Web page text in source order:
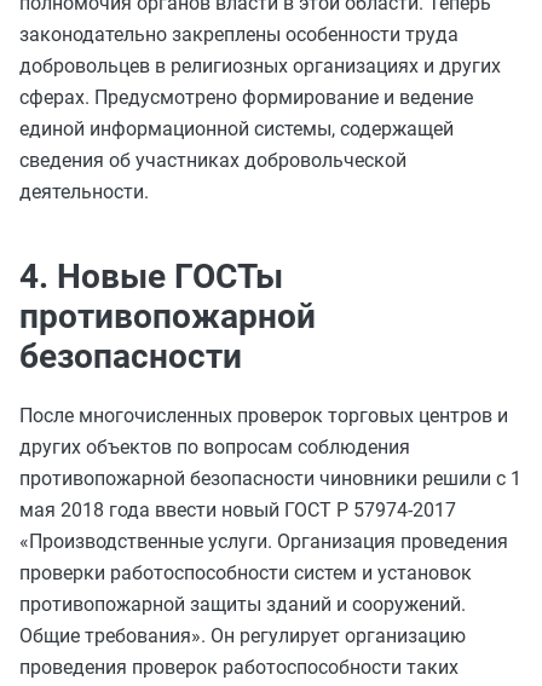
законодательно закреплены особенности труда
добровольцев в религиозных организациях и других
сферах. Предусмотрено формирование и ведение
единой информационной системы, содержащей
сведения об участниках добровольческой
деятельности.
4. Новые ГОСТы
противопожарной
безопасности
После многочисленных проверок торговых центров и
других объектов по вопросам соблюдения
противопожарной безопасности чиновники решили с 1
мая 2018 года ввести новый ГОСТ Р 57974-2017
«Производственные услуги. Организация проведения
проверки работоспособности систем и установок
противопожарной защиты зданий и сооружений.
Общие требования». Он регулирует организацию
проведения проверок работоспособности таких